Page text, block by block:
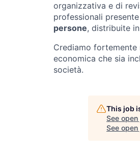
organizzativa e di
professionali
persone, distribuite in
Crediamo fortemente
economica che sia
società.
This job
See
See